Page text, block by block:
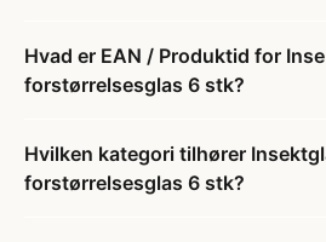
Hvad er EAN / Produktid for
forstørrelsesglas 6 stk?
Hvilken kategori tilhører
forstørrelsesglas 6 stk?